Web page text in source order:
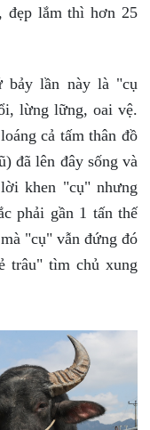
đẹp lắm thì hơn 25
bảy lần này là "cụ
lừng lững, oai vệ.
cả tấm thân đồ
đã lên đây sống và
khen "cụ" nhưng
phải gần 1 tấn thế
"cụ" vẫn đứng đó
trâu" tìm chủ xung